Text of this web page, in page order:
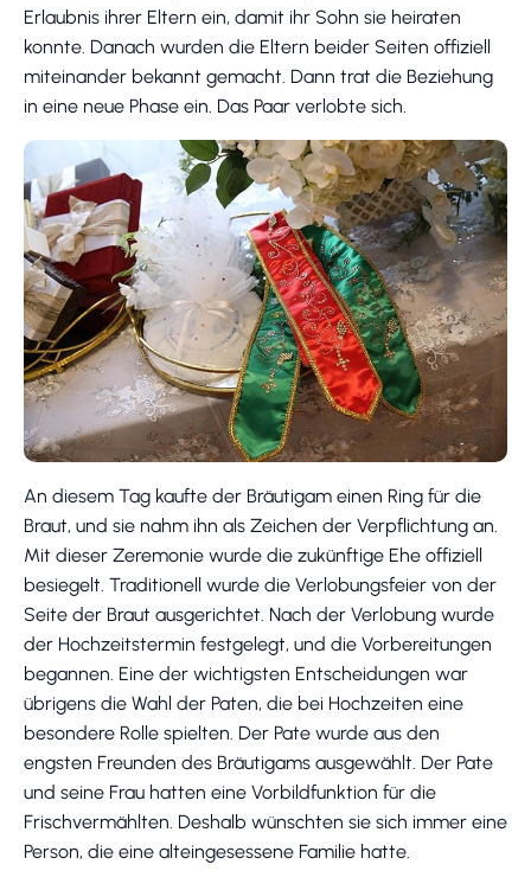
Erlaubnis ihrer Eltern ein, damit ihr Sohn sie heiraten
konnte. Danach wurden die Eltern beider Seiten offiziell
miteinander bekannt gemacht. Dann trat die Beziehung
in eine neue Phase ein. Das Paar verlobte sich.
An diesem Tag kaufte der Bräutigam einen Ring für die
Braut, und sie nahm ihn als Zeichen der Verpflichtung an.
Mit dieser Zeremonie wurde die zukünftige Ehe offiziell
besiegelt. Traditionell wurde die Verlobungsfeier von der
Seite der Braut ausgerichtet. Nach der Verlobung wurde
der Hochzeitstermin festgelegt, und die Vorbereitungen
begannen. Eine der wichtigsten Entscheidungen war
übrigens die Wahl der Paten, die bei Hochzeiten eine
besondere Rolle spielten. Der Pate wurde aus den
engsten Freunden des Bräutigams ausgewählt. Der Pate
und seine Frau hatten eine Vorbildfunktion für die
Frischvermählten. Deshalb wünschten sie sich immer eine
Person, die eine alteingesessene Familie hatte.